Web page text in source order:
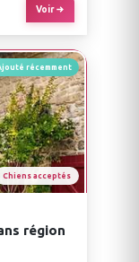
Voir
récemment
Chiens acceptés
région